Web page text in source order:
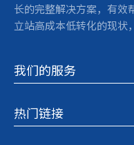
长的完整解决方案，有效
立站高成本低转化的现状
我们的服务
热门链接